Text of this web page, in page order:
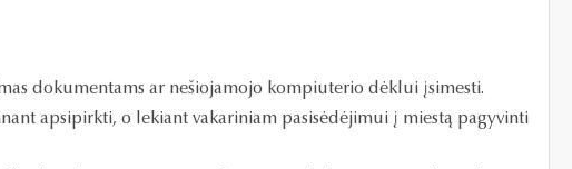
dokumentams ar nešiojamojo kompiuterio dėklui įsimesti.
apsipirkti, o lekiant vakariniam pasisėdėjimui į miestą pagyvinti